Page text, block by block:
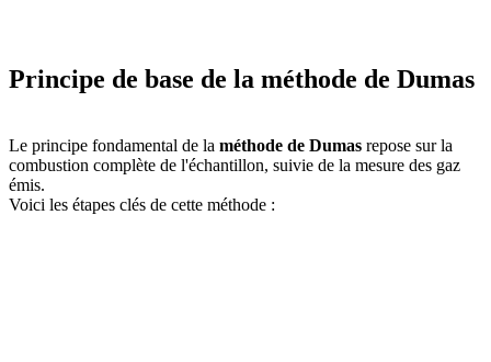
Principe de base de la méthode de Dumas
Le principe fondamental de la méthode de Dumas repose sur la
combustion complète de l'échantillon, suivie de la mesure des gaz
émis.
Voici les étapes clés de cette méthode :